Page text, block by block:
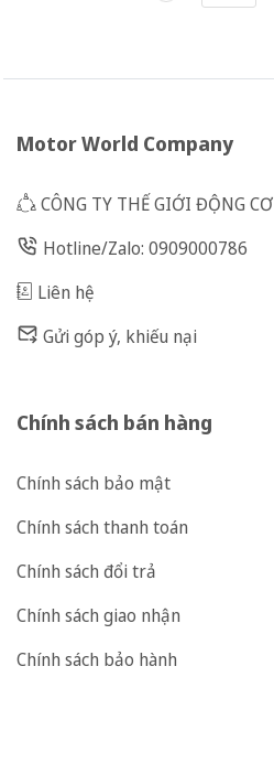
Motor World Company
CÔNG TY THẾ GIỚI ĐỘNG CƠ
Hotline/Zalo: 0909000786
Liên hệ
Gửi góp ý, khiếu nại
Chính sách bán hàng
Chính sách bảo mật
Chính sách thanh toán
Chính sách đổi trả
Chính sách giao nhận
Chính sách bảo hành